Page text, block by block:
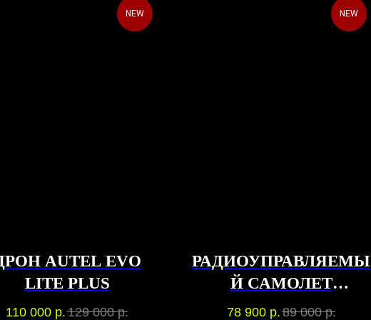
NEW
AUTEL EVO
LITE PLUS
110 000 р. 129 000 р.
NEW
РАДИОУПРАВЛЯЕМЫ
Й САМОЛЕТ
CYMODELS AERO
78 900 р.89 000 р.